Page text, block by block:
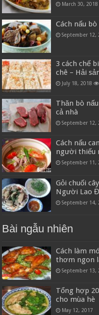
March 30, 2018
Cách nấu
September 12,
3 cách chế
chê – Hải
July 18, 2018
Thăn bò
cả nhà
September 12,
Cách nấu
người thiếu
September 11,
Gỏi chuối
Người Lao
September 14,
Bài ngẫu nhiên
Cách làm
thơm ngon
September 13,
Tổng hợp
cho mùa hè
May 12, 2017